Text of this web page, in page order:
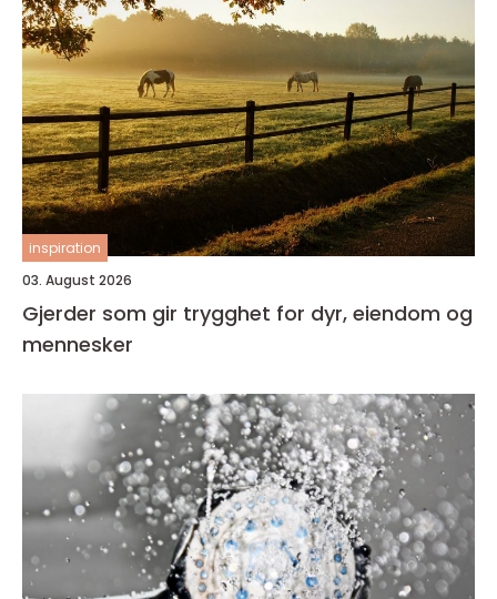
inspiration
03. August 2026
Gjerder som gir trygghet for dyr, eiendom og
mennesker